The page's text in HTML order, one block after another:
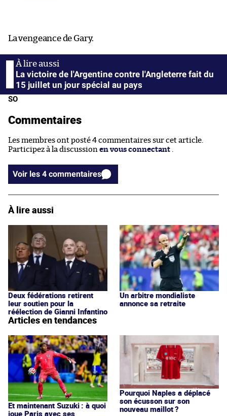
La vengeance de Gary.
La victoire de l'Argentine contre l'Angleterre fait du
15 juillet un jour spécial au pays
SO
Commentaires
Les membres ont posté 4 commentaires sur cet article.
Participez à la discussion en vous connectant
Voir les 4 commentaires
À lire aussi
Deux fédérations retirent
leur soutien pour la
réélection de Gianni Infantino
Un arbitre mondialiste
annonce sa retraite
Articles en tendances
Et maintenant Suzuki : à quoi
joue Paris avec ses
Pourquoi Naples a déplacé
son écusson sur son
nouveau maillot ?